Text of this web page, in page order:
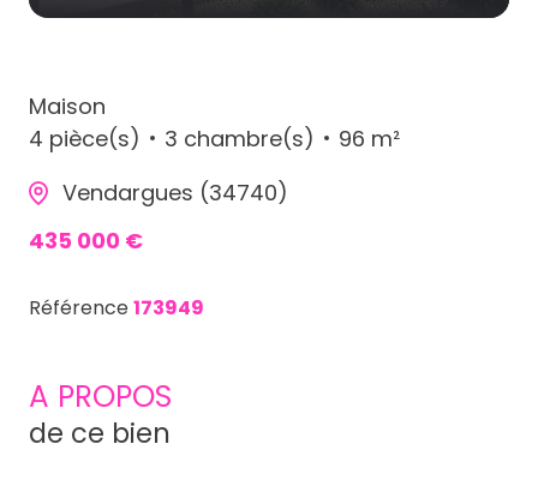
Maison
4 pièce(s)
3 chambre(s)
96 m²
Vendargues (34740)
435 000 €
Référence173949
A PROPOS
de ce bien